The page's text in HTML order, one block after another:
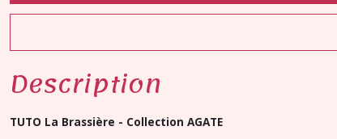
Description
TUTO La Brassière - Collection AGATE